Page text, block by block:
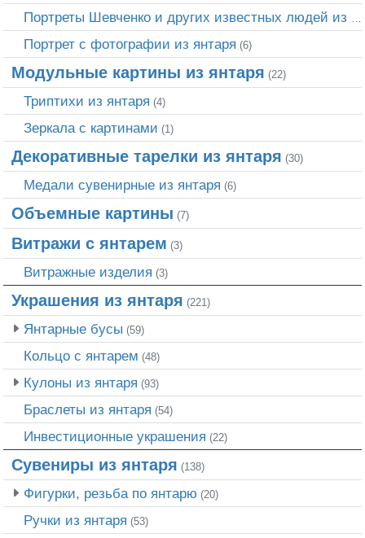
Портреты Шевченко и других известных людей из янтаря
Портрет c фотографии из янтаря (6)
Модульные картины из янтаря (22)
Триптихи из янтаря (4)
Зеркала с картинами (1)
Декоративные тарелки из янтаря (30)
Медали сувенирные из янтаря (6)
Объемные картины (7)
Витражи с янтарем (3)
Витражные изделия (3)
Украшения из янтаря (221)
Янтарные бусы (59)
Кольцо с янтарем (48)
Кулоны из янтаря (93)
Браслеты из янтаря (54)
Инвестиционные украшения (22)
Сувениры из янтаря (138)
Фигурки, резьба по янтарю (20)
Ручки из янтаря (53)